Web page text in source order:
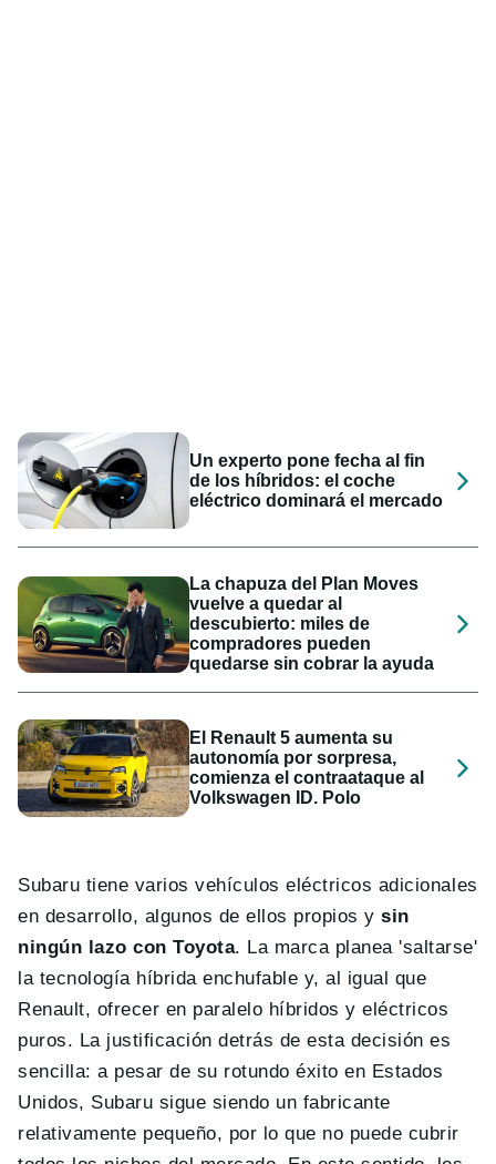
Un experto pone fecha al fin
de los híbridos: el coche
eléctrico dominará el mercado
La chapuza del Plan Moves
vuelve a quedar al
descubierto: miles de
compradores pueden
quedarse sin cobrar la ayuda
El Renault 5 aumenta su
autonomía por sorpresa,
comienza el contraataque al
Volkswagen ID. Polo
Subaru tiene varios vehículos eléctricos adicionales
en desarrollo, algunos de ellos propios ysin
ningún lazo con Toyota. La marca planea 'saltarse'
la tecnología híbrida enchufable y, al igual que
Renault, ofrecer en paralelo híbridos y eléctricos
puros. La justificación detrás de esta decisión es
sencilla: a pesar de su rotundo éxito en Estados
Unidos, Subaru sigue siendo un fabricante
relativamente pequeño, por lo que no puede cubrir